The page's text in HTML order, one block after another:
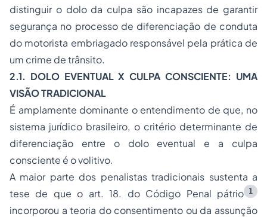
distinguir o dolo da culpa são incapazes de garantir
segurança no processo de diferenciação de conduta
do motorista embriagado responsável pela prática de
um crime de trânsito.
2.1. DOLO EVENTUAL X CULPA CONSCIENTE: UMA
VISÃO TRADICIONAL
É amplamente dominante o entendimento de que, no
sistema jurídico brasileiro, o critério determinante de
diferenciação entre o dolo eventual e a culpa
consciente é o volitivo.
A maior parte dos penalistas tradicionais sustenta a
tese de que o art. 18. do Código Penal pátrio
1
incorporou a teoria do consentimento ou da assunção